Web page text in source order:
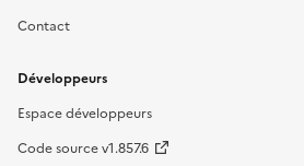
Contact
Développeurs
Espace développeurs
Code source v1.857.6